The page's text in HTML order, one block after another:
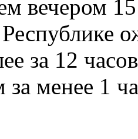
вечером
за 12
менее 1